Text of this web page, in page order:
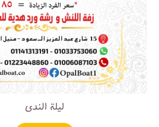
ليلة الندى